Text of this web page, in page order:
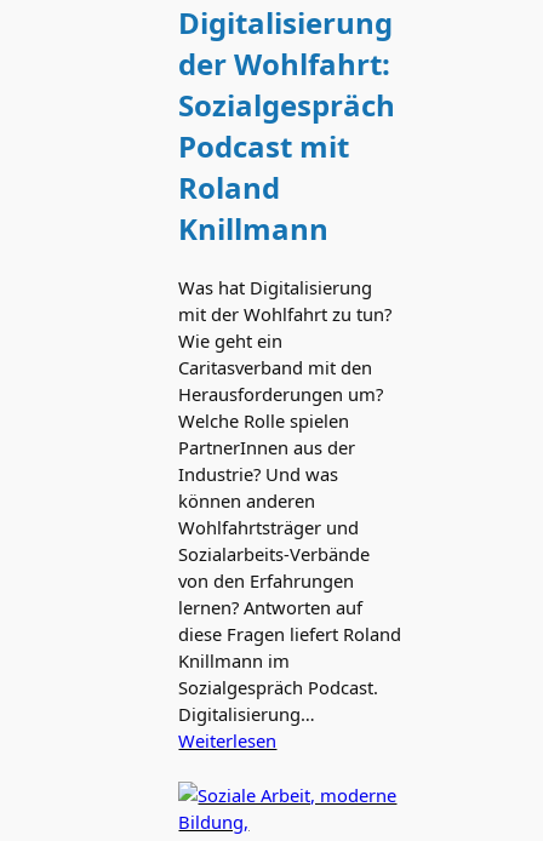
Digitalisierung
der Wohlfahrt:
Sozialgespräch
Podcast mit
Roland
Knillmann
Was hat Digitalisierung
mit der Wohlfahrt zu tun?
Wie geht ein
Caritasverband mit den
Herausforderungen um?
Welche Rolle spielen
PartnerInnen aus der
Industrie? Und was
können anderen
Wohlfahrtsträger und
Sozialarbeits-Verbände
von den Erfahrungen
lernen? Antworten auf
diese Fragen liefert Roland
Knillmann im
Sozialgespräch Podcast.
Digitalisierung…
Weiterlesen